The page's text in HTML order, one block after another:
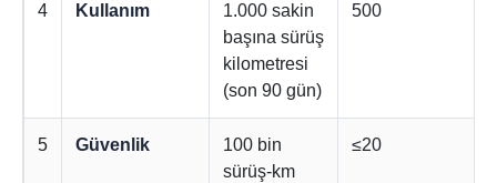
4 Kullanım
1.000 sakin
başına sürüş
kilometresi
(son 90 gün)
500
5 Güvenlik
100 bin
sürüş-km
≤20